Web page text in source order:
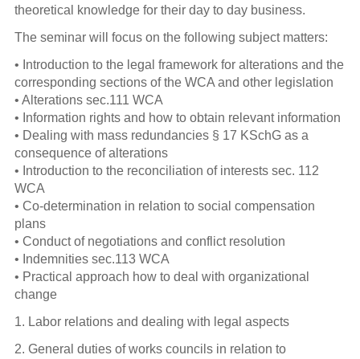
theoretical knowledge for their day to day business.
The seminar will focus on the following subject matters:
• Introduction to the legal framework for alterations and the
corresponding sections of the WCA and other legislation
• Alterations sec.111 WCA
• Information rights and how to obtain relevant information
• Dealing with mass redundancies § 17 KSchG as a
consequence of alterations
• Introduction to the reconciliation of interests sec. 112
WCA
• Co-determination in relation to social compensation
plans
• Conduct of negotiations and conflict resolution
• Indemnities sec.113 WCA
• Practical approach how to deal with organizational
change
1. Labor relations and dealing with legal aspects
2. General duties of works councils in relation to
Interessenausgleich und Sozialplan -
Betriebs- und Dienstvereinbarungen
Trendbericht: Höhe der Abfindung
Übernahme durch Finanzinvestoren
(IGM)
Personalplanung (IGM)
Personalplanung
Der Wirtschaftsausschuss in der
Mitbestimmungs-Praxis
Wirtschaftsausschuss und Betriebsrat